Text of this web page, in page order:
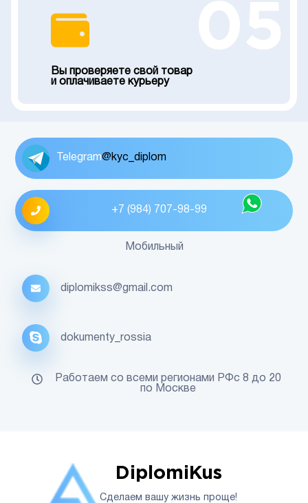
Вы проверяете свой товар
и оплачиваете курьеру
DiplomiKus
Сделаем вашу жизнь проще!
Telegram@kyc_diplom
+7 (984) 707-98-99
Мобильный
diplomikss@gmail.com
dokumenty_rossia
Работаем со всеми регионами РФс 8 до 20
по Москве